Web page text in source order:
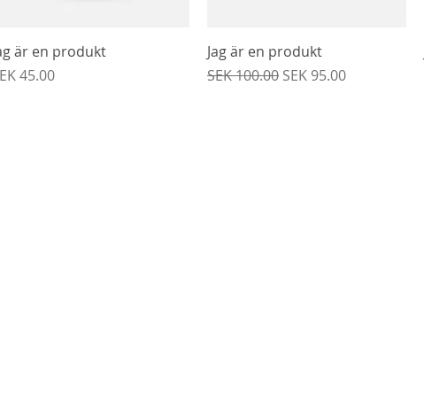
Snabbvisning
är en produkt
45.00
Snabbvisning
Jag är en produkt
Ordinarie pris
SEK 100.00 Reapris
SEK 95.00